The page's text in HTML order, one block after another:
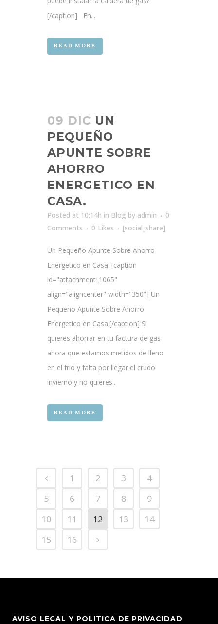
[/caption] En...
READ MORE
09 DIC UN
PEQUEÑO
APUNTE SOBRE
AHORRO
ENERGETICO EN
CASA.
Posted at 10:14h in Blog by admin
0
Comments
0 Likes [social_share]
Un Pequeño Apunte Sobre Ahorro
Energetico en Casa. [caption
id="attachment_1065"
align="aligncenter" width="350"] Un
Pequeño Apunte Sobre Ahorro
Energetico en Casa.[/caption] Si
quieres ahorrar en tu factura de gas
ahora que estamos metidos de lleno
en el frio y falta por llegar el crudo
invierno y no quieres...
READ MORE
1 2 3
4
5
6 7 8
9
10
11 12 13
14
15
16
AVISO LEGAL Y POLITICA DE PRIVACIDAD